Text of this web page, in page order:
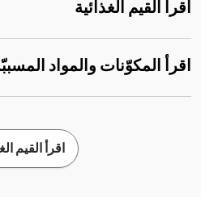
اقرأ القيم الغذائية
اقرأ المكوّنات والمواد
اقرأ القيم